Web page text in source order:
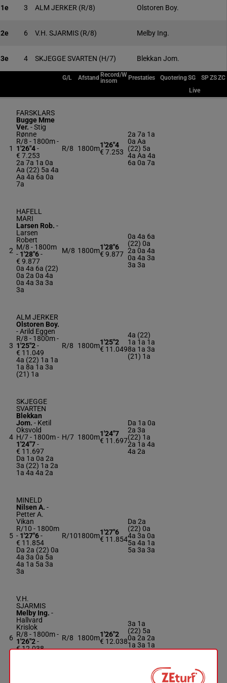
1e 3 ALM JERKER (R/8) Olstoren Boy.
2e 6 V.H. SJARMIS (R/8) Melby Ing.
3e 4 SKJEGGE SVARTEN (H/7) Blekkan Jom.
G/L Afstand Record/W
insom
Prestaties QuoteringSG SPZSZC
Live
1
FARSKLARS
Bugge Mme
Ver. -Stig
Rønne
R/8 - 1800m-
1'26"4-
€ 7.253
2a 7a 1a 0a
Aa (22) 5a 4a
Aa 4a 6a 0a
7a
R/8 1800m1'26"4
€ 7.253
2a 7a 1a
0a Aa
(22) 5a
4a Aa 4a
6a 0a 7a
2
HAFELL
MARI
Larsen Rob. -
Larsen
Robert
M/8 - 1800m
- 1'28"6-
€ 9.877
0a 4a 6a (22)
0a 2a 0a 4a
0a 4a 3a 3a
3a
M/8 1800m1'28"6
€ 9.877
0a 4a 6a
(22) 0a
2a 0a 4a
0a 4a 3a
3a 3a
3
ALM JERKER
Olstoren Boy.
-Arild Eggen
R/8 - 1800m-
1'25"2-
€ 11.049
4a (22) 1a 1a
1a 8a 1a 3a
(21) 1a
R/8 1800m1'25"2
€ 11.049
4a (22)
1a 1a 1a
8a 1a 3a
(21) 1a
4
SKJEGGE
SVARTEN
Blekkan
Jom. - Ketil
Oksvold
H/7 - 1800m-
1'24"7-
€ 11.697
Da 1a 0a 2a
3a (22) 1a 2a
1a 4a 4a 2a
H/7 1800m1'24"7
€ 11.697
Da 1a 0a
2a 3a
(22) 1a
2a 1a 4a
4a 2a
5
MINELD
Nilsen A. -
Petter A.
Vikan
R/10 - 1800m
- 1'27"6-
€ 11.854
Da 2a (22) 0a
4a 3a 0a 5a
4a 1a 5a 3a
3a
R/101800m1'27"6
€ 11.854
Da 2a
(22) 0a
4a 3a 0a
5a 4a 1a
5a 3a 3a
6
V.H.
SJARMIS
Melby Ing. -
Hallvard
Krislok
R/8 - 1800m-
1'26"2-
€ 12.038
R/8 1800m1'26"2
€ 12.038
3a 1a
(22) 5a
0a 2a 2a
1a 3a 1a
Da 6a 3a